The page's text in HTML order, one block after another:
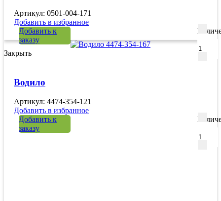
Артикул: 0501-004-171
Добавить в избранное
Добавить к
заказу
Закрыть
Водило
Артикул: 4474-354-121
Добавить в избранное
Добавить к
заказу